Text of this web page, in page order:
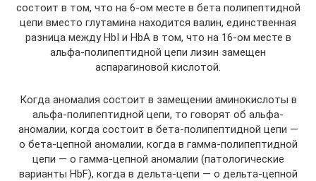
состоит в том, что на 6-ом месте в бета полипептидной
цепи вместо глутамина находится валин, единственная
разница между HbI и HbA в том, что на 16-ом месте в
альфа-полипептидной цепи лизин замещен
аспарагиновой кислотой.
Когда аномалия состоит в замещении аминокислоты в
альфа-полипептидной цепи, то говорят об альфа-
аномалии, когда состоит в бета-полипептидной цепи —
о бета-цепной аномалии, когда в гамма-полипептидной
цепи — о гамма-цепной аномалии (патологические
варианты HbF), когда в дельта-цепи — о дельта-цепной